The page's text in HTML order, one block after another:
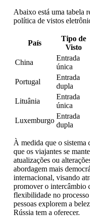
Abaixo está uma tabela
política de vistos
País
Tipo de
Visto
China
Entrada
única
Portugal
Entrada
dupla
Lituânia
Entrada
única
Luxemburgo
Entrada
dupla
À medida que o sistema
que os viajantes se
atualizações ou
abordagem mais
internacional, visando
promover o intercâmbio
flexibilidade no
pessoas explorem a
Rússia tem a oferecer.